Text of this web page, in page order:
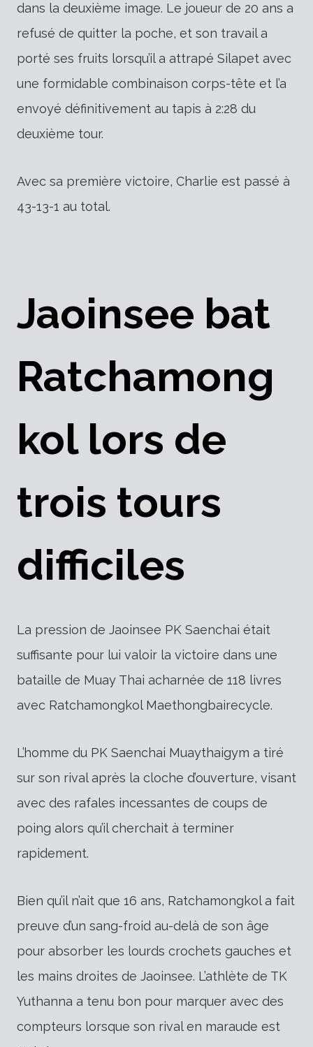
dans la deuxième image. Le joueur de 20 ans a
refusé de quitter la poche, et son travail a
porté ses fruits lorsqu’il a attrapé Silapet avec
une formidable combinaison corps-tête et l’a
envoyé définitivement au tapis à 2:28 du
deuxième tour.
Avec sa première victoire, Charlie est passé à
43-13-1 au total.
Jaoinsee bat
Ratchamong
kol lors de
trois tours
difficiles
La pression de Jaoinsee PK Saenchai était
suffisante pour lui valoir la victoire dans une
bataille de Muay Thai acharnée de 118 livres
avec Ratchamongkol Maethongbairecycle.
L’homme du PK Saenchai Muaythaigym a tiré
sur son rival après la cloche d’ouverture, visant
avec des rafales incessantes de coups de
poing alors qu’il cherchait à terminer
rapidement.
Bien qu’il n’ait que 16 ans, Ratchamongkol a fait
preuve d’un sang-froid au-delà de son âge
pour absorber les lourds crochets gauches et
les mains droites de Jaoinsee. L’athlète de TK
Yuthanna a tenu bon pour marquer avec des
compteurs lorsque son rival en maraude est